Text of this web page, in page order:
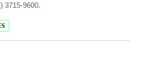
3715-9600.